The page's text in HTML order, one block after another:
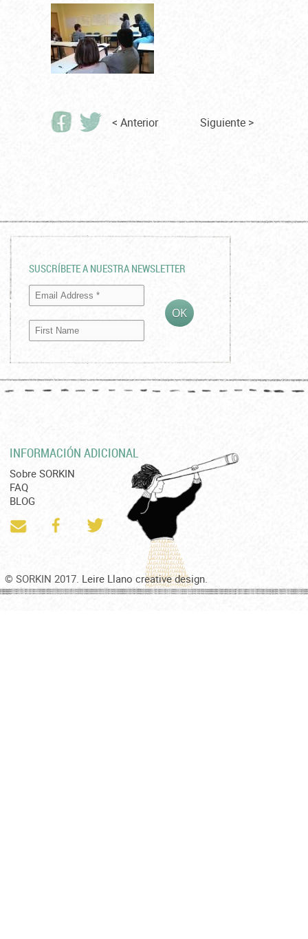
< Anterior Siguiente >
SUSCRÍBETE A NUESTRA NEWSLETTER
INFORMACIÓN ADICIONAL
Sobre SORKIN
FAQ
BLOG
© SORKIN 2017. Leire Llano creative design.